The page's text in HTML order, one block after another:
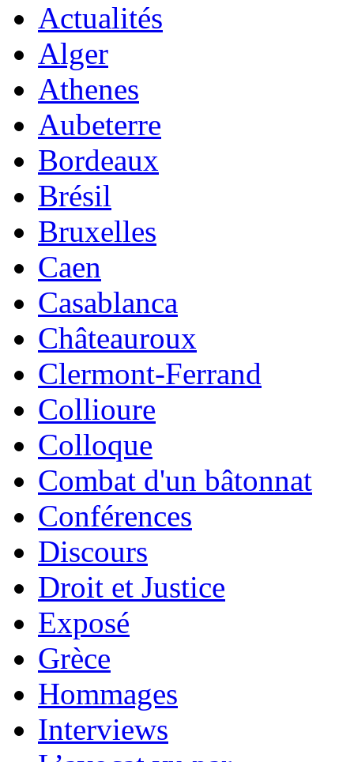
Actualités
Alger
Athenes
Aubeterre
Bordeaux
Brésil
Bruxelles
Caen
Casablanca
Châteauroux
Clermont-Ferrand
Collioure
Colloque
Combat d'un bâtonnat
Conférences
Discours
Droit et Justice
Exposé
Grèce
Hommages
Interviews